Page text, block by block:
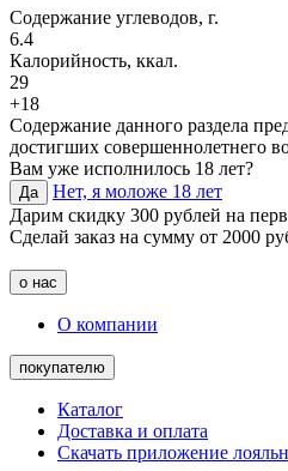
Содержание углеводов, г.
6.4
Калорийность, ккал.
29
+18
Содержание данного раздела
достигших совершеннолетнего
Вам уже исполнилось 18 лет?
Да
Нет, я моложе 18 лет
Дарим скидку 300 рублей на
Сделай заказ на сумму от 2000
о нас
О компании
покупателю
Каталог
Доставка и оплата
Скачать приложение